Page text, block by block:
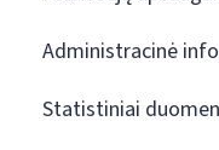
Administracinė
Statistiniai